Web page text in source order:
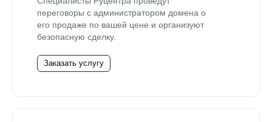
переговоры с администратором домена о
его продаже по вашей цене и организуют
безопасную сделку.
Заказать услугу